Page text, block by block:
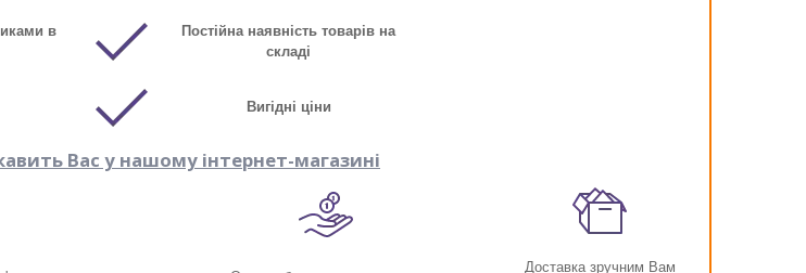
в
Постійна наявність товарів на
складі
Вигідні ціни
Вас у нашому інтернет-магазині
Доставка зручним Вам